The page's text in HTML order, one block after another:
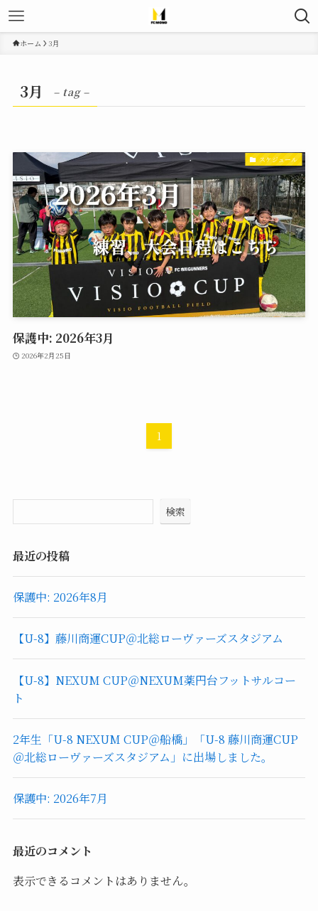
ホーム 3月
3月 – tag –
スケジュール
保護中: 2026年3月
2026年2月25日
1
検索
最近の投稿
保護中: 2026年8月
【U-8】藤川商運CUP＠北総ローヴァーズスタジアム
【U-8】NEXUM CUP＠NEXUM薬円台フットサルコー
ト
2年生「U-8 NEXUM CUP＠船橋」「U-8 藤川商運CUP
＠北総ローヴァーズスタジアム」に出場しました。
保護中: 2026年7月
最近のコメント
表示できるコメントはありません。